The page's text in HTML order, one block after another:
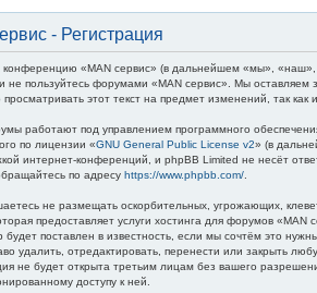
- Регистрация
конференцию «MAN сервис» (в дальнейшем «мы»,
не пользуйтесь форумами «MAN сервис». Мы
просматривать этот текст на предмет изменений, так
работают под управлением программного
по лицензии «GNU General Public License v2» (в
интернет-конференций, и phpBB Limited не несёт
по адресу https://www.phpbb.com/
не размещать оскорбительных, угрожающих,
предоставляет услуги хостинга для форумов
будет поставлен в известность, если мы сочтём это
удалить, отредактировать, перенести или закрыть
не будет открыта третьим лицам без вашего
доступу к ней.